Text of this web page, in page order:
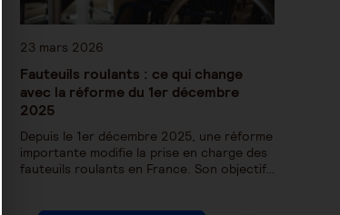
23 mars 2026
Fauteuils roulants : ce qui change
avec la réforme du 1er décembre
2025
Depuis le 1er décembre 2025, une réforme
importante modifie la prise en charge des
fauteuils roulants en France. Son objectif…